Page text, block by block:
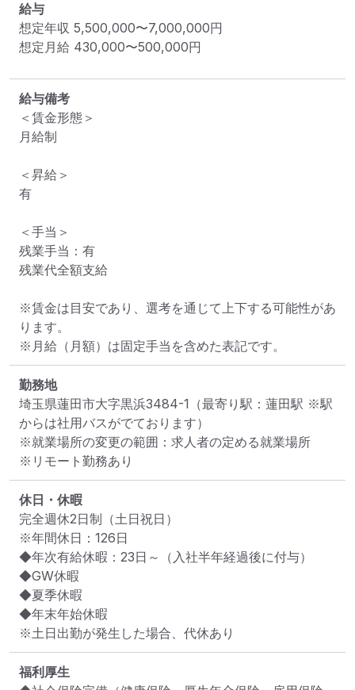
給与
想定年収 5,500,000〜7,000,000円
想定月給 430,000〜500,000円
給与備考
＜賃金形態＞
月給制
＜昇給＞
有
＜手当＞
残業手当：有
残業代全額支給
※賃金は目安であり、選考を通じて上下する可能性があ
ります。
※月給（月額）は固定手当を含めた表記です。
勤務地
埼玉県蓮田市大字黒浜3484-1 （最寄り駅：蓮田駅 ※駅
からは社用バスがでております）
※就業場所の変更の範囲：求人者の定める就業場所
※リモート勤務あり
休日・休暇
完全週休2日制（土日祝日）
※年間休日：126日
◆年次有給休暇：23日～（入社半年経過後に付与）
◆GW休暇
◆夏季休暇
◆年末年始休暇
※土日出勤が発生した場合、代休あり
福利厚生